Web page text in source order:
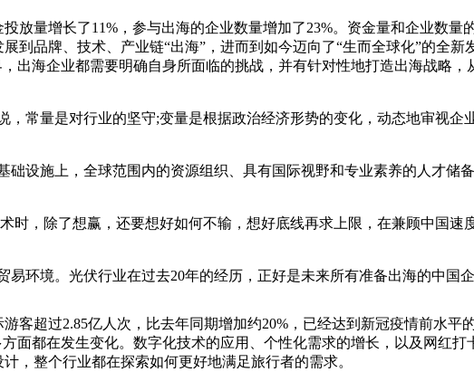
量增长了11%，参与出海的企业数量增加了23%。资金量和企业数量
品牌、技术、产业链“出海”，进而到如今迈向了“生而全球化”的全新
出海企业都需要明确自身所面临的挑战，并有针对性地打造出海战略
量是对行业的坚守;变量是根据政治经济形势的变化，动态地审视企
施上，全球范围内的资源组织、具有国际视野和专业素养的人才储
，除了想赢，还要想好如何不输，想好底线再求上限，在兼顾中国速
境。光伏行业在过去20年的经历，正好是未来所有准备出海的中国
超过2.85亿人次，比去年同期增加约20%，已经达到新冠疫情前水平
面都在发生变化。数字化技术的应用、个性化需求的增长，以及网红打
，整个行业都在探索如何更好地满足旅行者的需求。